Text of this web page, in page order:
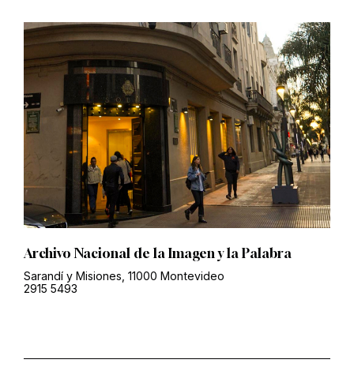
Archivo Nacional de la Imagen y la Palabra
Sarandí y Misiones, 11000 Montevideo
2915 5493